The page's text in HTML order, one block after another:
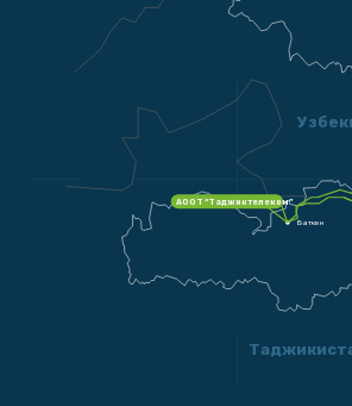
Баткен
АООТ “Таджиктелеком”